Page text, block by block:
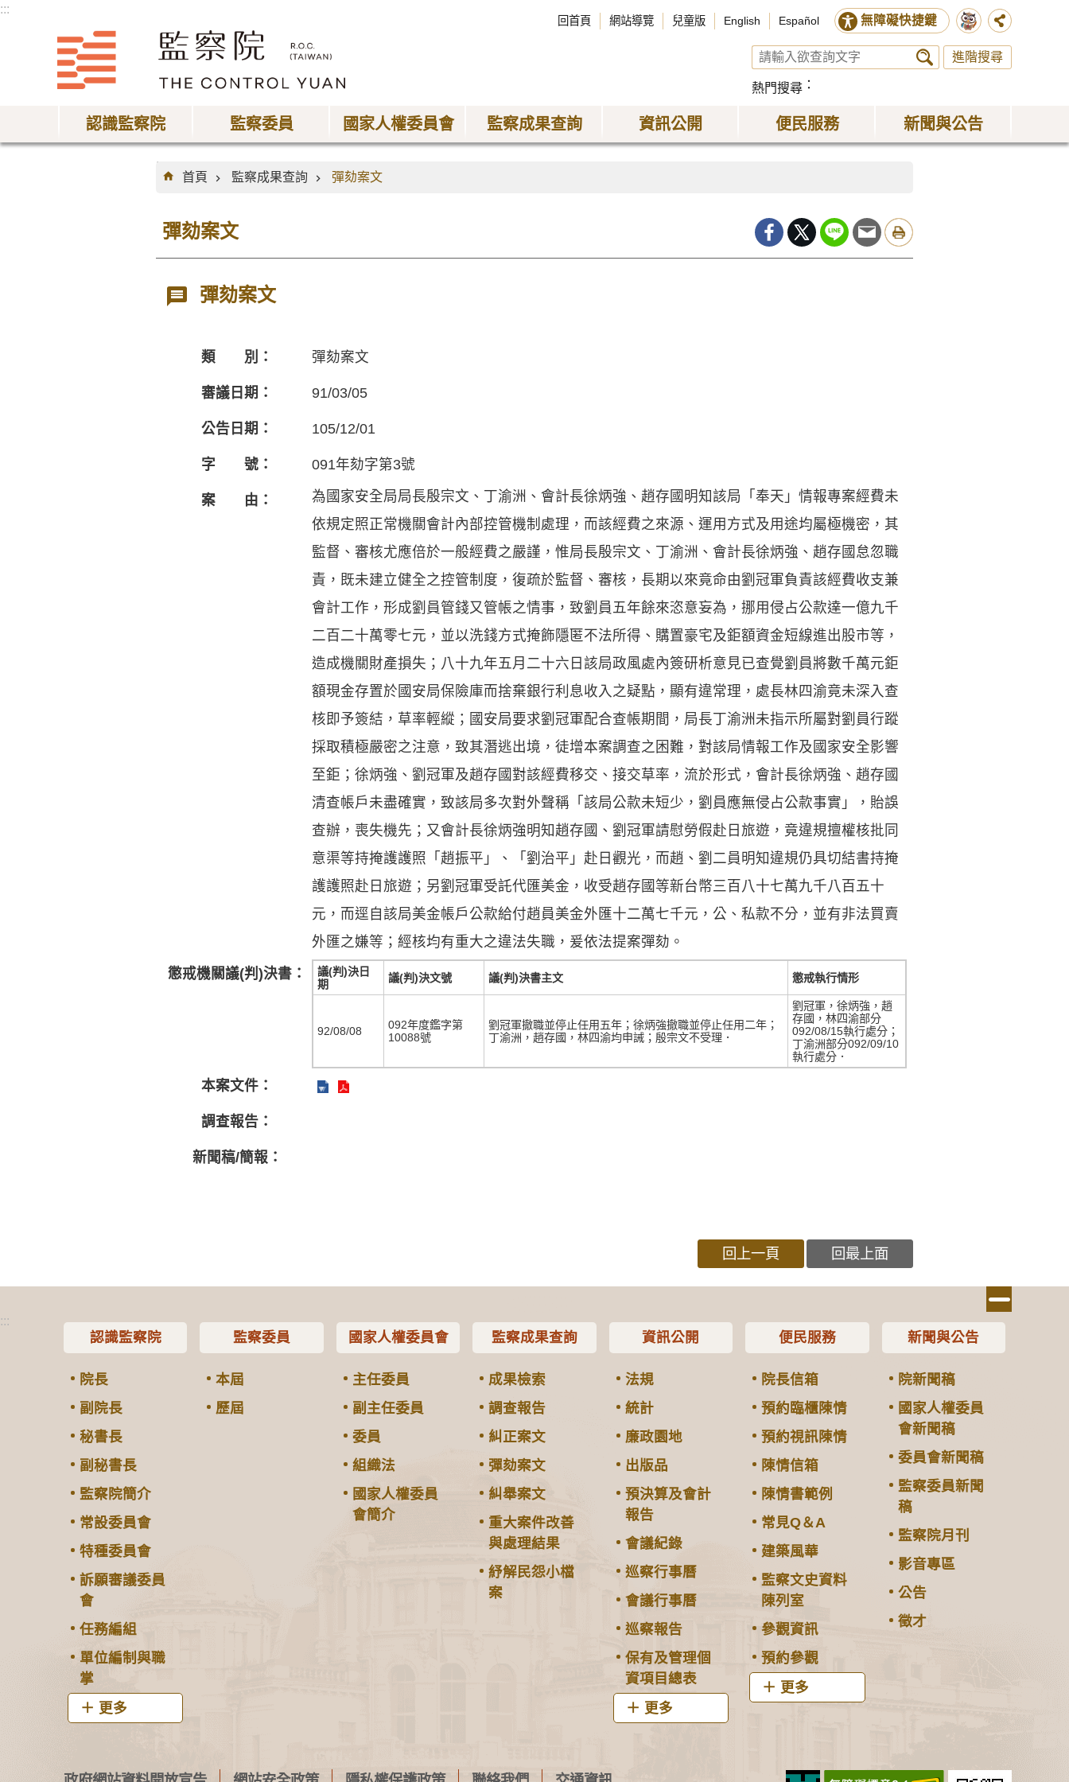
:::
回首頁 網站導覽 兒童版 English Español 無障礙快捷鍵
進階搜尋
熱門搜尋
認識監察院 監察委員 國家人權委員會 監察成果查詢 資訊公開 便民服務 新聞與公告
:::
首頁
監察成果查詢 彈劾案文
彈劾案文
彈劾案文
類 別： 彈劾案文
審議日期： 91/03/05
公告日期： 105/12/01
字 號： 091年劾字第3號
案 由：
為國家安全局局長殷宗文、丁渝洲、會計長徐炳強、趙存國明知該局「奉天」情報專案經費未
依規定照正常機關會計內部控管機制處理，而該經費之來源、運用方式及用途均屬極機密，其
監督、審核尤應倍於一般經費之嚴謹，惟局長殷宗文、丁渝洲、會計長徐炳強、趙存國怠忽職
責，既未建立健全之控管制度，復疏於監督、審核，長期以來竟命由劉冠軍負責該經費收支兼
會計工作，形成劉員管錢又管帳之情事，致劉員五年餘來恣意妄為，挪用侵占公款達一億九千
二百二十萬零七元，並以洗錢方式掩飾隱匿不法所得、購置豪宅及鉅額資金短線進出股市等，
造成機關財產損失；八十九年五月二十六日該局政風處內簽研析意見已查覺劉員將數千萬元鉅
額現金存置於國安局保險庫而捨棄銀行利息收入之疑點，顯有違常理，處長林四渝竟未深入查
核即予簽結，草率輕縱；國安局要求劉冠軍配合查帳期間，局長丁渝洲未指示所屬對劉員行蹤
採取積極嚴密之注意，致其潛逃出境，徒增本案調查之困難，對該局情報工作及國家安全影響
至鉅；徐炳強、劉冠軍及趙存國對該經費移交、接交草率，流於形式，會計長徐炳強、趙存國
清查帳戶未盡確實，致該局多次對外聲稱「該局公款未短少，劉員應無侵占公款事實」，貽誤
查辦，喪失機先；又會計長徐炳強明知趙存國、劉冠軍請慰勞假赴日旅遊，竟違規擅權核批同
意渠等持掩護護照「趙振平」、「劉治平」赴日觀光，而趙、劉二員明知違規仍具切結書持掩
護護照赴日旅遊；另劉冠軍受託代匯美金，收受趙存國等新台幣三百八十七萬九千八百五十
元，而逕自該局美金帳戶公款給付趙員美金外匯十二萬七千元，公、私款不分，並有非法買賣
外匯之嫌等；經核均有重大之違法失職，爰依法提案彈劾。
懲戒機關議(判)決書：
議(判)決日
期
議(判)決文號 議(判)決書主文 懲戒執行情形
92/08/08
092年度鑑字第
10088號
劉冠軍撤職並停止任用五年；徐炳強撤職並停止任用二年；
丁渝洲，趙存國，林四渝均申誡；殷宗文不受理．
劉冠軍，徐炳強，趙
存國，林四渝部分
092/08/15執行處分；
丁渝洲部分092/09/10
執行處分．
本案文件：
調查報告：
新聞稿/簡報：
回上一頁 回最上面
:::
認識監察院
院長
副院長
秘書長
副秘書長
監察院簡介
常設委員會
特種委員會
訴願審議委員
會
任務編組
單位編制與職
掌
更多
監察委員
本屆
歷屆
國家人權委員會
主任委員
副主任委員
委員
組織法
國家人權委員
會簡介
監察成果查詢
成果檢索
調查報告
糾正案文
彈劾案文
糾舉案文
重大案件改善
與處理結果
紓解民怨小檔
案
資訊公開
法規
統計
廉政園地
出版品
預決算及會計
報告
會議紀錄
巡察行事曆
會議行事曆
巡察報告
保有及管理個
資項目總表
更多
便民服務
院長信箱
預約臨櫃陳情
預約視訊陳情
陳情信箱
陳情書範例
常見Q＆A
建築風華
監察文史資料
陳列室
參觀資訊
預約參觀
更多
新聞與公告
院新聞稿
國家人權委員
會新聞稿
委員會新聞稿
監察委員新聞
稿
監察院月刊
影音專區
公告
徵才